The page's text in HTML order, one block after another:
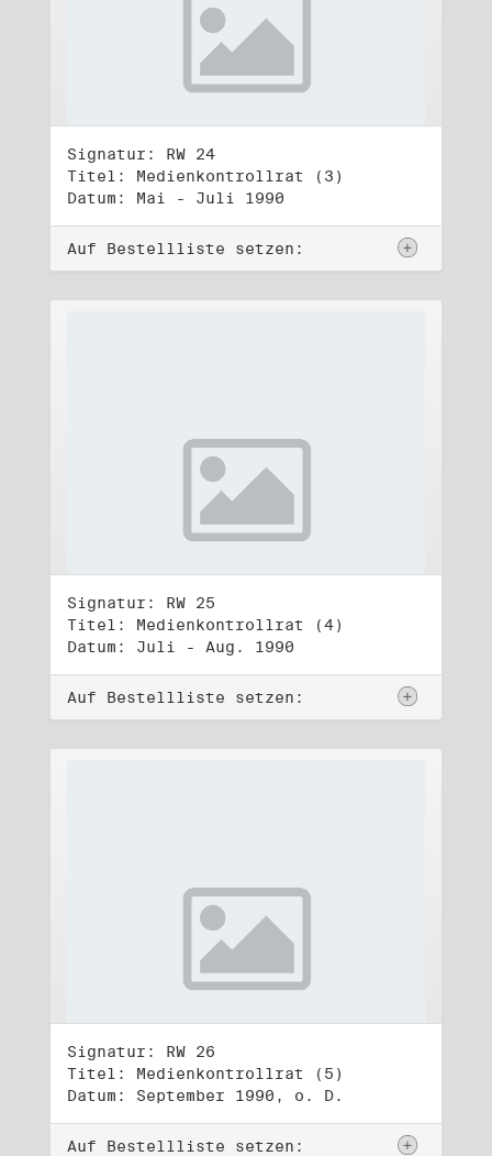
Signatur: RW 24
Titel: Medienkontrollrat (3)
Datum: Mai - Juli 1990
Auf Bestellliste setzen:
Signatur: RW 25
Titel: Medienkontrollrat (4)
Datum: Juli - Aug. 1990
Auf Bestellliste setzen:
Signatur: RW 26
Titel: Medienkontrollrat (5)
Datum: September 1990, o. D.
Auf Bestellliste setzen: